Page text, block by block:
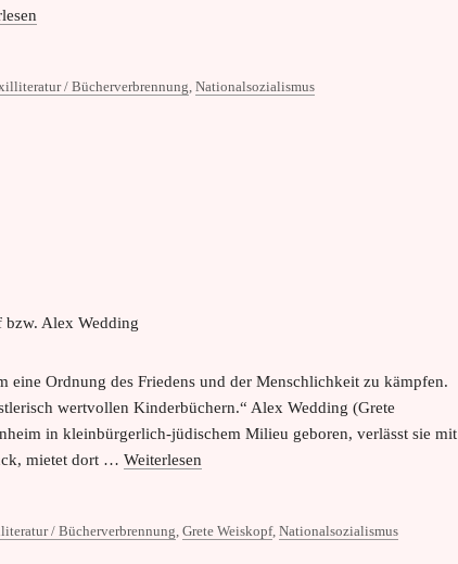
/ Bücherverbrennung Nationalsozialismus
Ordnung des Friedens und der Menschlichkeit zu kämpfen.
wertvollen Kinderbüchern.“ Alex Wedding (Grete
in kleinbürgerlich-jüdischem Milieu geboren, verlässt sie mit
mietet dort … Weiterlesen
/ Bücherverbrennung Grete Weiskopf, Nationalsozialismus